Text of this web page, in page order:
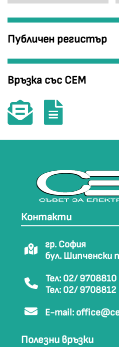
Публичен регистър
Връзка със СЕМ
Контакти
гр. София
бул. Шипченски
Тел: 02/ 9708810
Тел: 02/ 9708812
E-mail:
Полезни връзки